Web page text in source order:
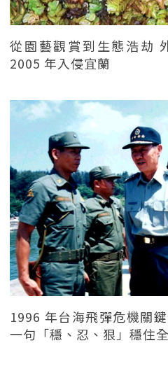
從園藝觀賞到生態浩劫
2005 年入侵宜蘭
1996 年台海飛彈危機關
一句「穩、忍、狠」穩住